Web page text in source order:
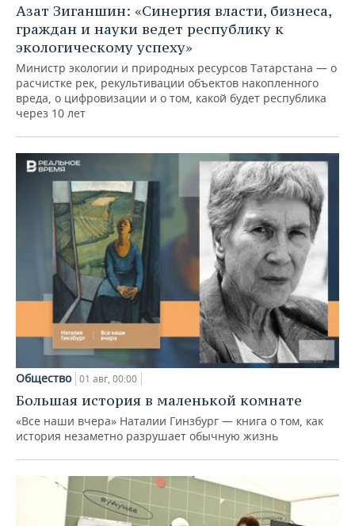
Азат Зиганшин: «Синергия власти, бизнеса,
граждан и науки ведет республику к
экологическому успеху»
Министр экологии и природных ресурсов Татарстана — о
расчистке рек, рекультивации объектов накопленного
вреда, о цифровизации и о том, какой будет республика
через 10 лет
Общество 01 авг, 00:00
Большая история в маленькой комнате
«Все наши вчера» Наталии Гинзбург — книга о том, как
история незаметно разрушает обычную жизнь